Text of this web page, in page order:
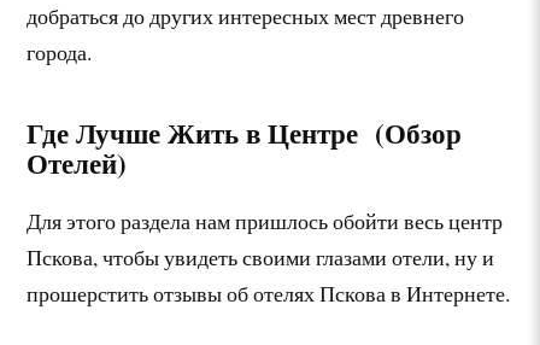
добраться до других интересных мест древнего
города.
Где Лучше Жить в Центре (Обзор
Отелей)
Для этого раздела нам пришлось обойти весь центр
Пскова, чтобы увидеть своими глазами отели, ну и
прошерстить отзывы об отелях Пскова в Интернете.